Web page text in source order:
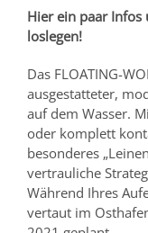
Hier ein paar Infos
loslegen!
Das FLOATING-
ausgestatteter,
auf dem Wasser.
oder komplett
besonderes
vertrauliche
Während Ihres
vertaut im